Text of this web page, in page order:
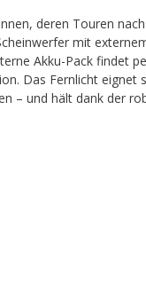
deren Touren
mit
Akku-Pack findet
Das Fernlicht eignet
– und hält dank der